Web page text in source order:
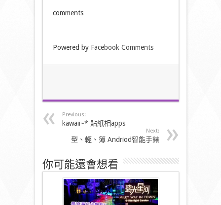
comments
Powered by Facebook Comments
Previous:
kawaii~* 貼紙相apps
Next:
型、輕、簿 Andriod智能手錶
你可能還會想看